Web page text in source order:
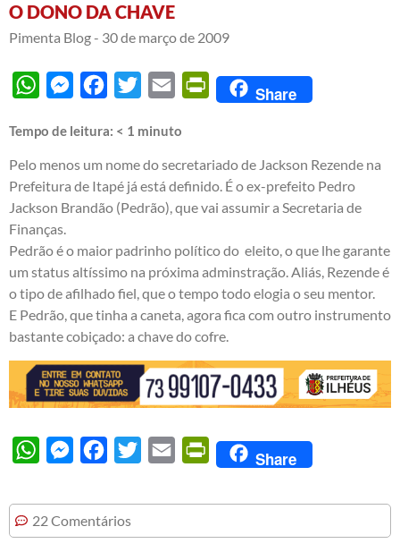
O DONO DA CHAVE
Pimenta Blog - 30 de março de 2009
WhatsAppMessengerFacebook
Twitter Email PrintFriendly
Share
Tempo de leitura: < 1 minuto
Pelo menos um nome do secretariado de Jackson Rezende na
Prefeitura de Itapé já está definido. É o ex-prefeito Pedro
Jackson Brandão (Pedrão), que vai assumir a Secretaria de
Finanças.
Pedrão é o maior padrinho político do eleito, o que lhe garante
um status altíssimo na próxima adminstração. Aliás, Rezende é
o tipo de afilhado fiel, que o tempo todo elogia o seu mentor.
E Pedrão, que tinha a caneta, agora fica com outro instrumento
bastante cobiçado: a chave do cofre.
WhatsAppMessengerFacebook
Twitter Email PrintFriendly
Share
22 Comentários